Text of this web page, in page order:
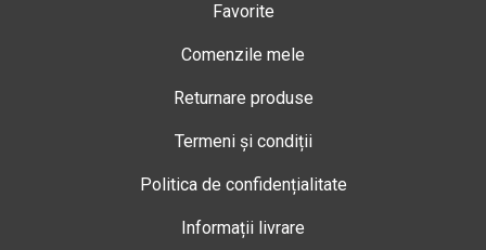
Favorite
Comenzile mele
Returnare produse
Termeni și condiții
Politica de confidențialitate
Informații livrare